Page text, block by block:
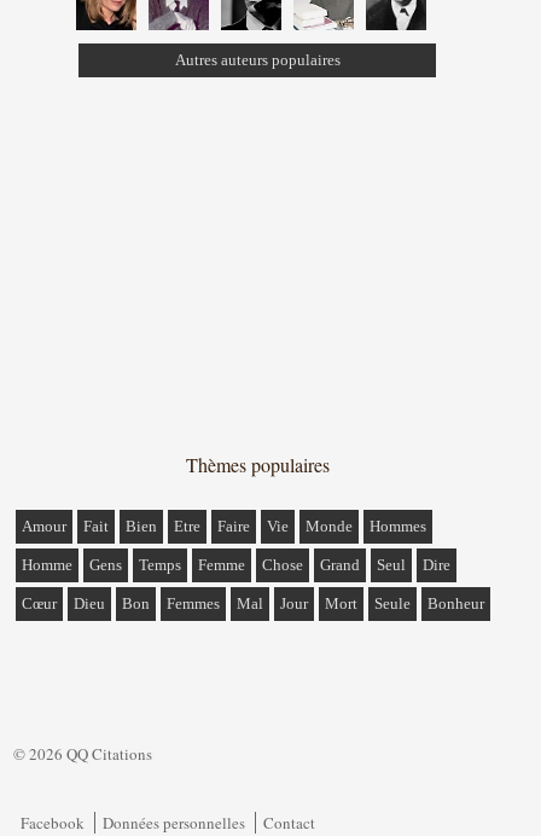
Autres auteurs populaires
Thèmes populaires
Amour Fait Bien Etre Faire Vie Monde Hommes
Homme Gens Temps Femme Chose Grand Seul Dire
Cœur Dieu Bon Femmes Mal Jour Mort Seule Bonheur
© 2026 QQ Citations
Facebook Données personnelles Contact